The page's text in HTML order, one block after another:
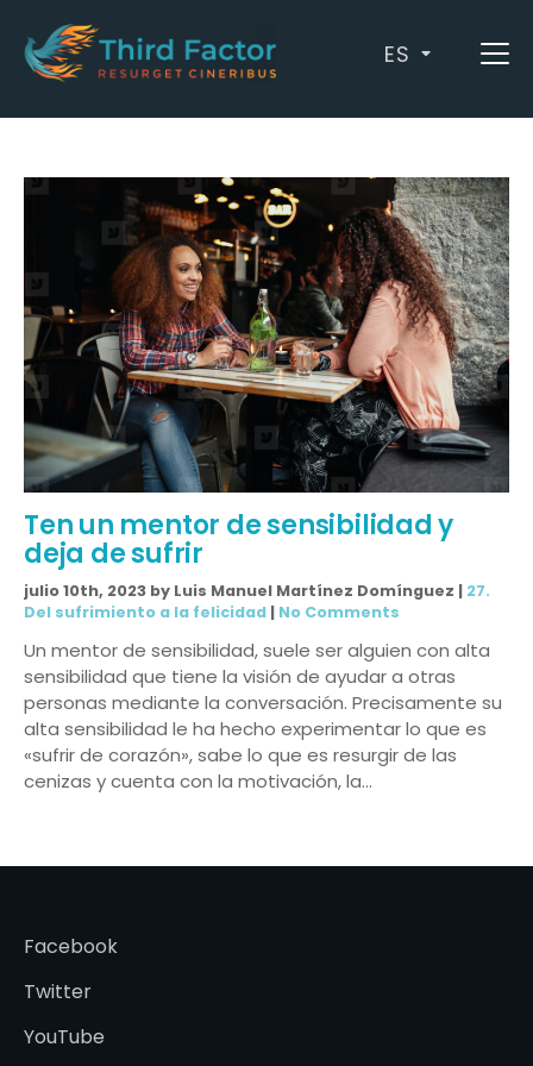
ES
Archives: asesoramiento
Ten un mentor de sensibilidad y
deja de sufrir
julio 10th, 2023 by Luis Manuel Martínez Domínguez | 27.
Del sufrimiento a la felicidad | No Comments
Un mentor de sensibilidad, suele ser alguien con alta
sensibilidad que tiene la visión de ayudar a otras
personas mediante la conversación. Precisamente su
alta sensibilidad le ha hecho experimentar lo que es
«sufrir de corazón», sabe lo que es resurgir de las
cenizas y cuenta con la motivación, la…
Facebook
Twitter
YouTube